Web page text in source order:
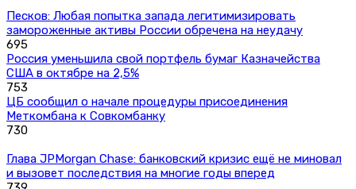
Песков: Любая попытка запада легитимизировать
замороженные активы России обречена на неудачу
695
Россия уменьшила свой портфель бумаг Казначейства
США в октябре на 2,5%
753
ЦБ сообщил о начале процедуры присоединения
Меткомбана к Совкомбанку
730
Глава JPMorgan Chase: банковский кризис ещё не миновал
и вызовет последствия на многие годы вперед